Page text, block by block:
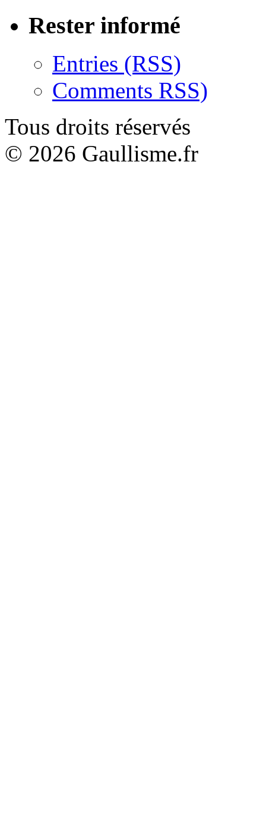
Rester informé
Entries (RSS)
Comments RSS)
Tous droits réservés
© 2026 Gaullisme.fr